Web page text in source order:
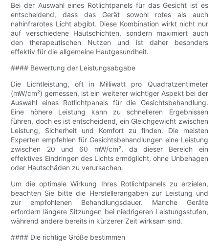
Bei der Auswahl eines Rotlichtpanels für das Gesicht ist es
entscheidend, dass das Gerät sowohl rotes als auch
nahinfrarotes Licht abgibt. Diese Kombination wirkt nicht nur
auf verschiedene Hautschichten, sondern maximiert auch
den therapeutischen Nutzen und ist daher besonders
effektiv für die allgemeine Hautgesundheit.
#### Bewertung der Leistungsabgabe
Die Lichtleistung, oft in Milliwatt pro Quadratzentimeter
(mW/cm²) gemessen, ist ein weiterer wichtiger Aspekt bei der
Auswahl eines Rotlichtpanels für die Gesichtsbehandlung.
Eine höhere Leistung kann zu schnelleren Ergebnissen
führen, doch es ist entscheidend, ein Gleichgewicht zwischen
Leistung, Sicherheit und Komfort zu finden. Die meisten
Experten empfehlen für Gesichtsbehandlungen eine Leistung
zwischen 20 und 60 mW/cm², da dieser Bereich ein
effektives Eindringen des Lichts ermöglicht, ohne Unbehagen
oder Hautschäden zu verursachen.
Um die optimale Wirkung Ihres Rotlichtpanels zu erzielen,
beachten Sie bitte die Herstellerangaben zur Leistung und
zur empfohlenen Behandlungsdauer. Manche Geräte
erfordern längere Sitzungen bei niedrigeren Leistungsstufen,
während andere bereits in kürzerer Zeit wirksam sind.
#### Die richtige Größe bestimmen